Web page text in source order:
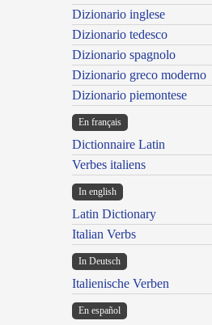
Dizionario inglese
Dizionario tedesco
Dizionario spagnolo
Dizionario greco moderno
Dizionario piemontese
En français
Dictionnaire Latin
Verbes italiens
In english
Latin Dictionary
Italian Verbs
In Deutsch
Italienische Verben
En español